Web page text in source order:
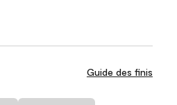
Guide des finis